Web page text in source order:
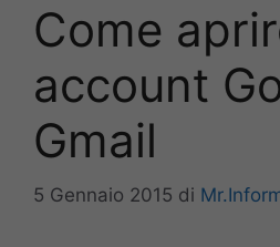
Come
account
Gmail
5 Gennaio 2015 di